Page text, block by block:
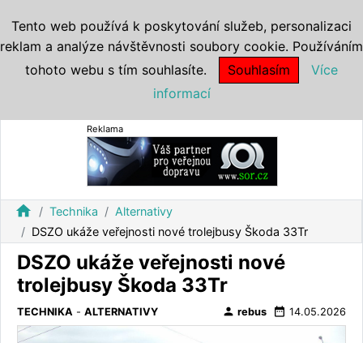
Reklama
home Technika
Alternativy
DSZO ukáže veřejnosti nové trolejbusy Škoda 33Tr
DSZO ukáže veřejnosti nové
trolejbusy Škoda 33Tr
TECHNIKA - ALTERNATIVY person rebus date_range 14.05.2026
Tento web používá k poskytování služeb, personalizaci
reklam a analýze návštěvnosti soubory cookie. Používáním
tohoto webu s tím souhlasíte.
Souhlasím
Více
informací